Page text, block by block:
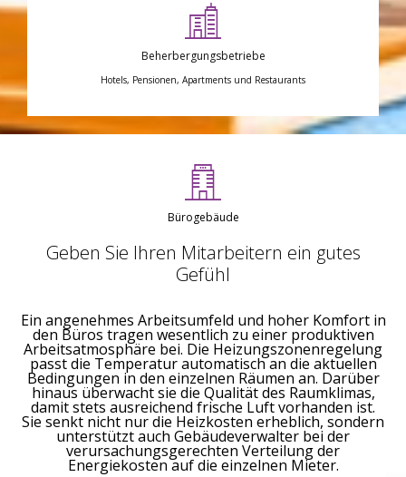
Beherbergungsbetriebe
Hotels, Pensionen, Apartments und Restaurants
Bürogebäude
Geben Sie Ihren Mitarbeitern ein gutes
Gefühl
Ein angenehmes Arbeitsumfeld und hoher Komfort in
den Büros tragen wesentlich zu einer produktiven
Arbeitsatmosphäre bei. Die Heizungszonenregelung
passt die Temperatur automatisch an die aktuellen
Bedingungen in den einzelnen Räumen an. Darüber
hinaus überwacht sie die Qualität des Raumklimas,
damit stets ausreichend frische Luft vorhanden ist.
Sie senkt nicht nur die Heizkosten erheblich, sondern
unterstützt auch Gebäudeverwalter bei der
verursachungsgerechten Verteilung der
Energiekosten auf die einzelnen Mieter.